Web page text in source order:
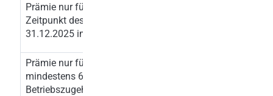
Prämie nur für Mitarbeiter, die zum
Zeitpunkt des Beschlusses oder am
31.12.2025 im Unternehmen sind
Prämie nur für Mitarbeiter mit
mindestens 6 Monaten
Betriebszugehörigkeit